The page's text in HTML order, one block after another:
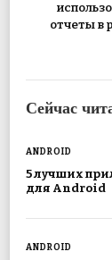
отчеты в
Сейчас
ANDROID
5 лучших
для Android
ANDROID